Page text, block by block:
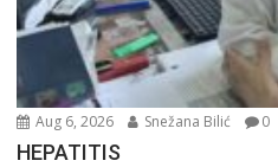
Aug 6, 2026 Snežana Bilić 0
HEPATITIS